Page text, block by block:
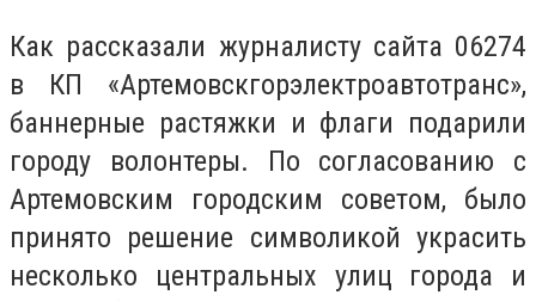
Как рассказали журналисту сайта 06274
в КП «Артемовскгорэлектроавтотранс»,
баннерные растяжки и флаги подарили
городу волонтеры. По согласованию с
Артемовским городским советом, было
принято решение символикой украсить
несколько центральных улиц города и